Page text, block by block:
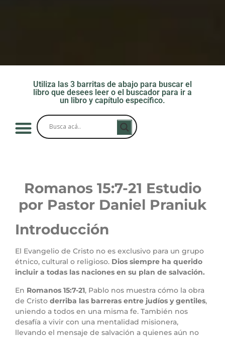
Utiliza las 3 barritas de abajo para buscar el
libro que desees leer o el buscador para ir a
un libro y capítulo específico.
Romanos 15:7-21 Estudio
por Pastor Daniel Praniuk
Introducción
El Evangelio de Cristo no es exclusivo para un grupo
étnico, cultural o religioso. Dios siempre ha querido
incluir a todas las naciones en su plan de salvación.
En Romanos 15:7-21, Pablo nos muestra cómo la obra
de Cristo derriba las barreras entre judíos y gentiles,
uniendo a todos en una misma fe. También nos
desafía a vivir con una mentalidad misionera,
llevando el mensaje de salvación a quienes aún no